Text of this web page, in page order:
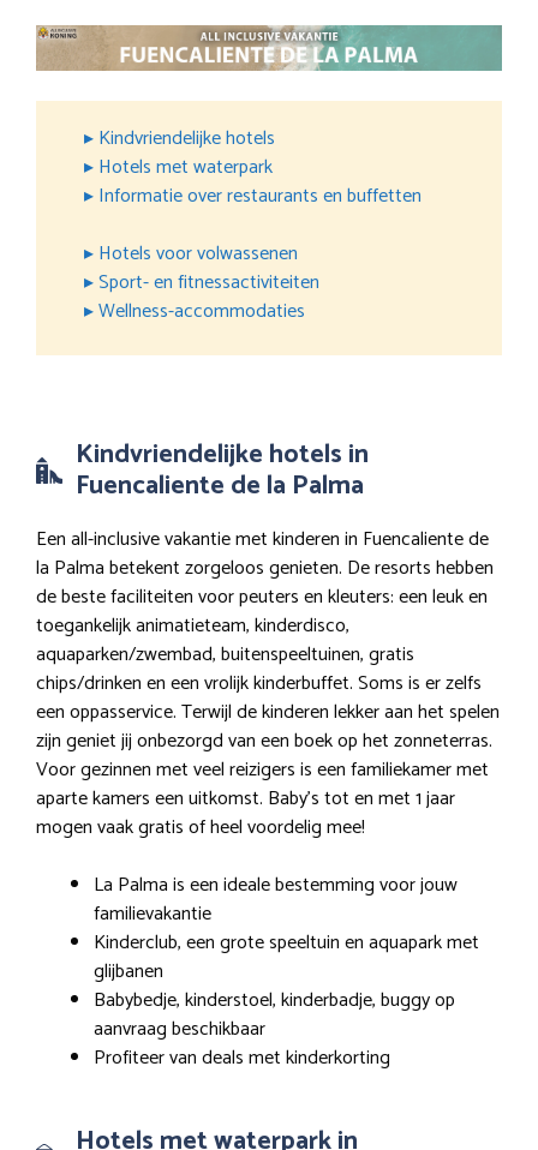
▸ Kindvriendelijke hotels
▸ Hotels met waterpark
▸ Informatie over restaurants en buffetten
▸ Hotels voor volwassenen
▸ Sport- en fitnessactiviteiten
▸ Wellness-accommodaties
Kindvriendelijke hotels in
Fuencaliente de la Palma
Een all-inclusive vakantie met kinderen in Fuencaliente de
la Palma betekent zorgeloos genieten. De resorts hebben
de beste faciliteiten voor peuters en kleuters: een leuk en
toegankelijk animatieteam, kinderdisco,
aquaparken/zwembad, buitenspeeltuinen, gratis
chips/drinken en een vrolijk kinderbuffet. Soms is er zelfs
een oppasservice. Terwijl de kinderen lekker aan het spelen
zijn geniet jij onbezorgd van een boek op het zonneterras.
Voor gezinnen met veel reizigers is een familiekamer met
aparte kamers een uitkomst. Baby’s tot en met 1 jaar
mogen vaak gratis of heel voordelig mee!
La Palma is een ideale bestemming voor jouw
familievakantie
Kinderclub, een grote speeltuin en aquapark met
glijbanen
Babybedje, kinderstoel, kinderbadje, buggy op
aanvraag beschikbaar
Profiteer van deals met kinderkorting